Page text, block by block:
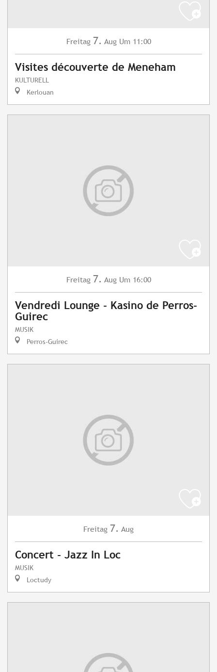
Freitag 7. Aug Um 11:00
Visites découverte de Meneham
KULTURELL
Kerlouan
Freitag 7. Aug Um 16:00
Vendredi Lounge - Kasino de Perros-
Guirec
MUSIK
Perros-Guirec
Freitag 7. Aug
Concert - Jazz In Loc
MUSIK
Loctudy